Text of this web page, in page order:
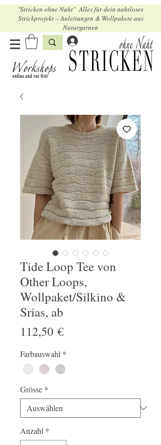
"Stricken ohne Naht" Alles für dein nahtloses
Strickprojekt – Anleitungen & Wollpakete aus
Naturgarnen
Tide Loop Tee von
Other Loops,
Wollpaket/Silkino &
Srias, ab
112,50 €Preis
Farbauswahl *
Grösse *
Anzahl *